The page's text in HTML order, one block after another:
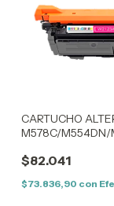
CARTUCHO
M578C/M554DN/
$82.041
$73.836,90 con